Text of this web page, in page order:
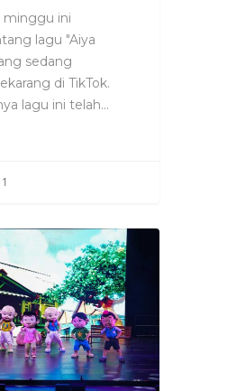
minggu ini
lagu "Aiya
sedang
di TikTok.
lagu ini telah…
1